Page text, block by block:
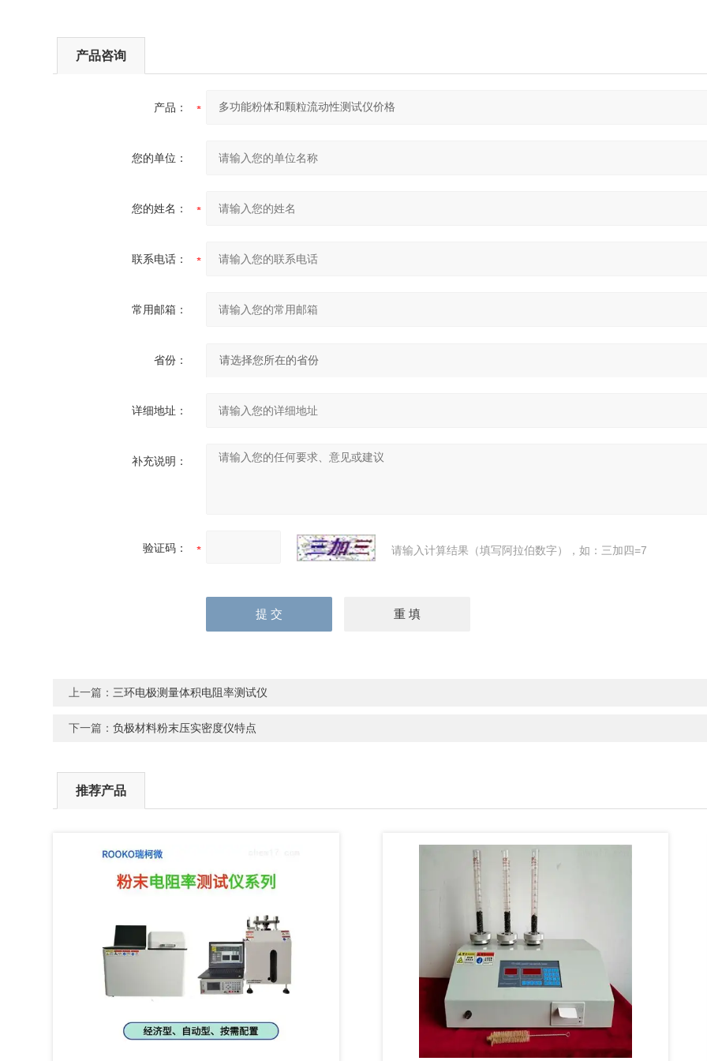
产品咨询
产品：
您的单位：
您的姓名：
联系电话：
常用邮箱：
省份：
详细地址：
补充说明：
验证码： 请输入计算结果（填写阿拉伯数字），如：三加四=7
上一篇：三环电极测量体积电阻率测试仪
下一篇：负极材料粉末压实密度仪特点
推荐产品